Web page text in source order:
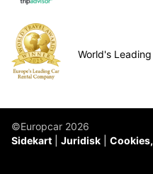
World's
©Europcar 2026
Sidekart
Juridisk